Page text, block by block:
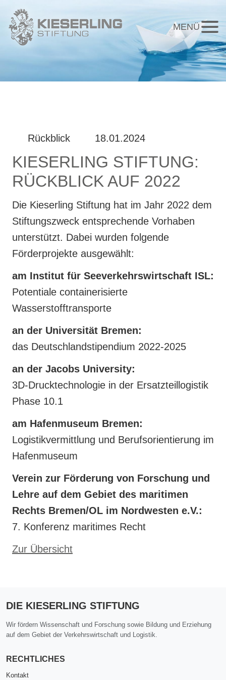
MENÜ
Rückblick 18.01.2024
KIESERLING STIFTUNG:
RÜCKBLICK AUF 2022
Die Kieserling Stiftung hat im Jahr 2022 dem
Stiftungszweck entsprechende Vorhaben
unterstützt. Dabei wurden folgende
Förderprojekte ausgewählt:
am Institut für Seeverkehrswirtschaft ISL:
Potentiale containerisierte
Wasserstofftransporte
an der Universität Bremen:
das Deutschlandstipendium 2022-2025
an der Jacobs University:
3D-Drucktechnologie in der Ersatzteillogistik
Phase 10.1
am Hafenmuseum Bremen:
Logistikvermittlung und Berufsorientierung im
Hafenmuseum
Verein zur Förderung von Forschung und
Lehre auf dem Gebiet des maritimen
Rechts Bremen/OL im Nordwesten e.V.:
7. Konferenz maritimes Recht
Zur Übersicht
DIE KIESERLING STIFTUNG
Wir fördern Wissenschaft und Forschung sowie Bildung und Erziehung
auf dem Gebiet der Verkehrswirtschaft und Logistik.
RECHTLICHES
Kontakt